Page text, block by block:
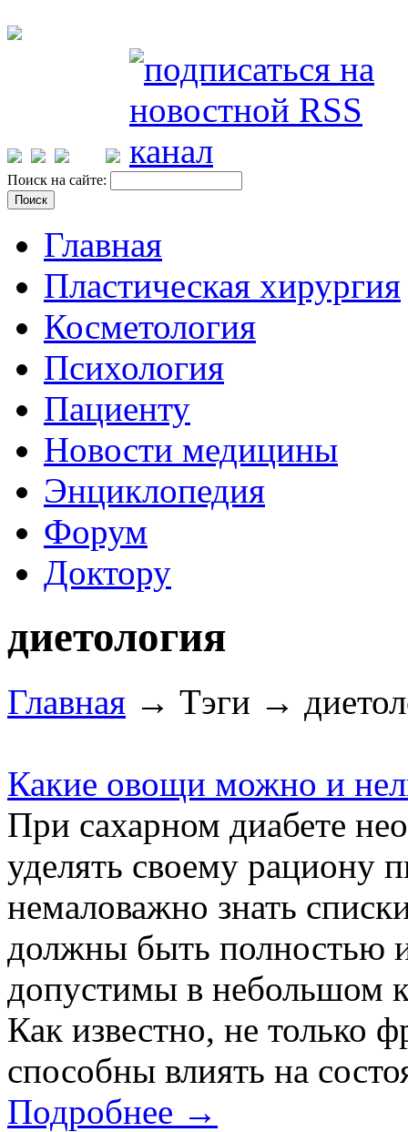
Поиск на сайте:
Главная
Пластическая хирургия
Косметология
Психология
Пациенту
Новости медицины
Энциклопедия
Форум
Доктору
диетология
Главная → Тэги →
Какие овощи можно и
При сахарном диабете
уделять своему рациону
немаловажно знать
должны быть полностью
допустимы в небольшом
Как известно, не только
способны влиять на
Подробнее →